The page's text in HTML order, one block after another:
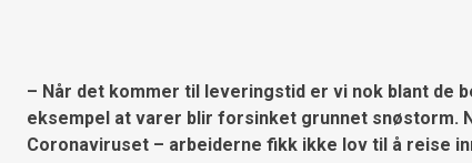
– Når det kommer til leveringstid er vi nok blant de
eksempel at varer blir forsinket grunnet snøstorm.
Coronaviruset – arbeiderne fikk ikke lov til å reise